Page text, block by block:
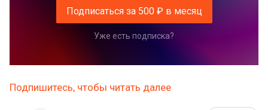
Подписаться за 500 ₽ в месяц
Уже есть подписка?
Подпишитесь, чтобы читать далее